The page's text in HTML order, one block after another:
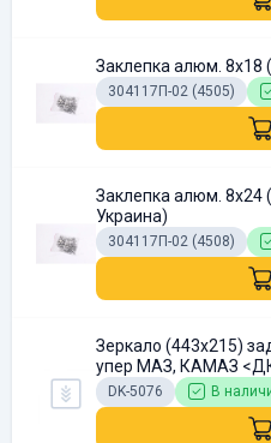
Заклепка алюм. 8х18
304117П-02 (4505)
Заклепка алюм. 8х24
Украина)
304117П-02 (4508)
Зеркало (443х215)
упер МАЗ, КAMАЗ
DK-5076 В